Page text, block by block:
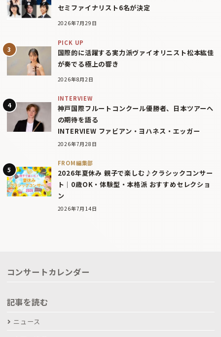
セミファイナリスト6名が決定
2026年7月29日
PICK UP
国際的に活躍する実力派ヴァイオリニスト松本紘佳
が奏でる極上の響き
2026年8月2日
INTERVIEW
神戸国際フルートコンクール優勝者、日本ツアーへ
の期待を語る
INTERVIEW ファビアン・ヨハネス・エッガー
2026年7月28日
FROM編集部
2026年夏休み 親子で楽しむ♪クラシックコンサー
ト｜0歳OK・体験型・本格派 おすすめセレクショ
ン
2026年7月14日
コンサートカレンダー
記事を読む
ニュース